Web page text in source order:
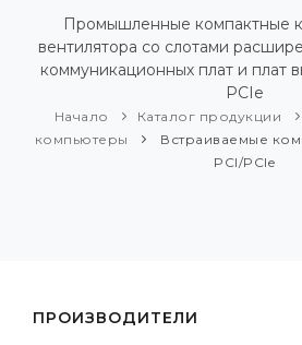
КАТАЛОГ ПРОДУКЦИИ
ПРЕСС-ЦЕНТР
Промышленные компактные
вентилятора со слотами
коммуникационных плат и плат
PCIe
Начало Каталог продукции
компьютеры
Встраиваемые
PCI/PCIe
ПРОИЗВОДИТЕЛИ